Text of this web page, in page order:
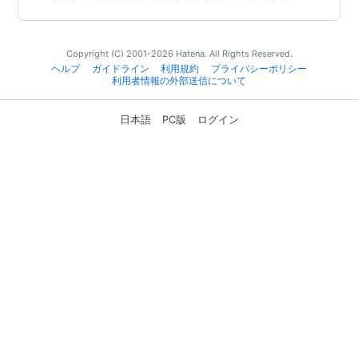
Copyright (C) 2001-2026 Hatena. All Rights Reserved.
ヘルプ
ガイドライン 利用規約
プライバシーポリシー
利用者情報の外部送信について
日本語 PC版 ログイン